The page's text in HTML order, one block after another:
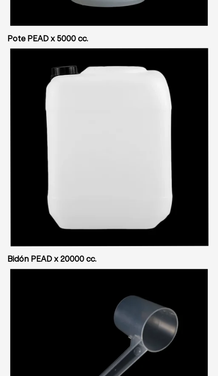
Pote PEAD x 5000 cc.
Bidón PEAD x 20000 cc.